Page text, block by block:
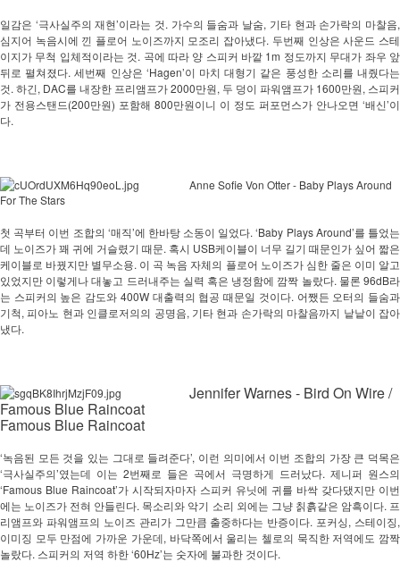
일감은 ‘극사실주의 재현’이라는 것. 가수의 들숨과 날숨, 기타 현과 손가락의 마찰음,
심지어 녹음시에 낀 플로어 노이즈까지 모조리 잡아냈다. 두번째 인상은 사운드 스테
이지가 무척 입체적이라는 것. 곡에 따라 양 스피커 바깥 1m 정도까지 무대가 좌우 앞
뒤로 펼쳐졌다. 세번째 인상은 ‘Hagen’이 마치 대형기 같은 풍성한 소리를 내줬다는
것. 하긴, DAC를 내장한 프리앰프가 2000만원, 두 덩이 파워앰프가 1600만원, 스피커
가 전용스탠드(200만원) 포함해 800만원이니 이 정도 퍼포먼스가 안나오면 ‘배신’이
다.
Anne Sofie Von Otter - Baby Plays Around
For The Stars
첫 곡부터 이번 조합의 ‘매직’에 한바탕 소동이 일었다. ‘Baby Plays Around’를 틀었는
데 노이즈가 꽤 귀에 거슬렸기 때문. 혹시 USB케이블이 너무 길기 때문인가 싶어 짧은
케이블로 바꿨지만 별무소용. 이 곡 녹음 자체의 플로어 노이즈가 심한 줄은 이미 알고
있었지만 이렇게나 대놓고 드러내주는 실력 혹은 냉정함에 깜짝 놀랐다. 물론 96dB라
는 스피커의 높은 감도와 400W 대출력의 협공 때문일 것이다. 어쨌든 오터의 들숨과
기척, 피아노 현과 인클로저의의 공명음, 기타 현과 손가락의 마찰음까지 낱낱이 잡아
냈다.
Jennifer Warnes - Bird On Wire /
Famous Blue Raincoat
Famous Blue Raincoat
‘녹음된 모든 것을 있는 그대로 들려준다’, 이런 의미에서 이번 조합의 가장 큰 덕목은
‘극사실주의’였는데 이는 2번째로 들은 곡에서 극명하게 드러났다. 제니퍼 원스의
‘Famous Blue Raincoat’가 시작되자마자 스피커 유닛에 귀를 바싹 갖다댔지만 이번
에는 노이즈가 전혀 안들린다. 목소리와 악기 소리 외에는 그냥 칡흙같은 암흑이다. 프
리앰프와 파워앰프의 노이즈 관리가 그만큼 출중하다는 반증이다. 포커싱, 스테이징,
이미징 모두 만점에 가까운 가운데, 바닥쪽에서 울리는 첼로의 묵직한 저역에도 깜짝
놀랐다. 스피커의 저역 하한 ‘60Hz’는 숫자에 불과한 것이다.